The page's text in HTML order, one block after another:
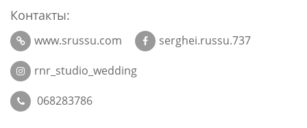
Контакты:
www.srussu.com
serghei.russu.737
rnr_studio_wedding
068283786